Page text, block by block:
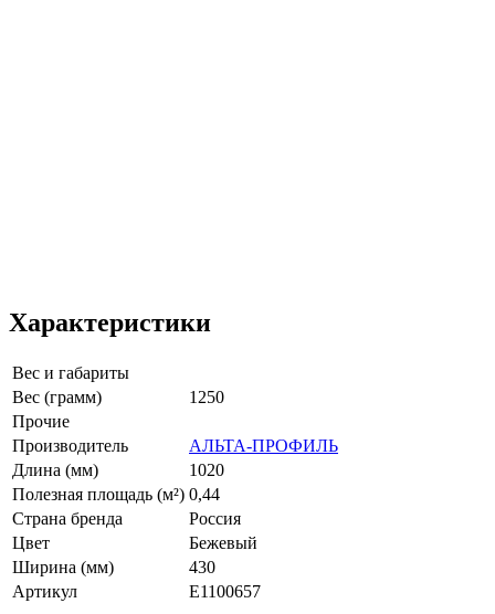
Характеристики
Вес и габариты
Вес (грамм)
1250
Прочие
Производитель
АЛЬТА-ПРОФИЛЬ
Длина (мм)
1020
Полезная площадь (м²) 0,44
Страна бренда
Россия
Цвет
Бежевый
Ширина (мм)
430
Артикул
E1100657